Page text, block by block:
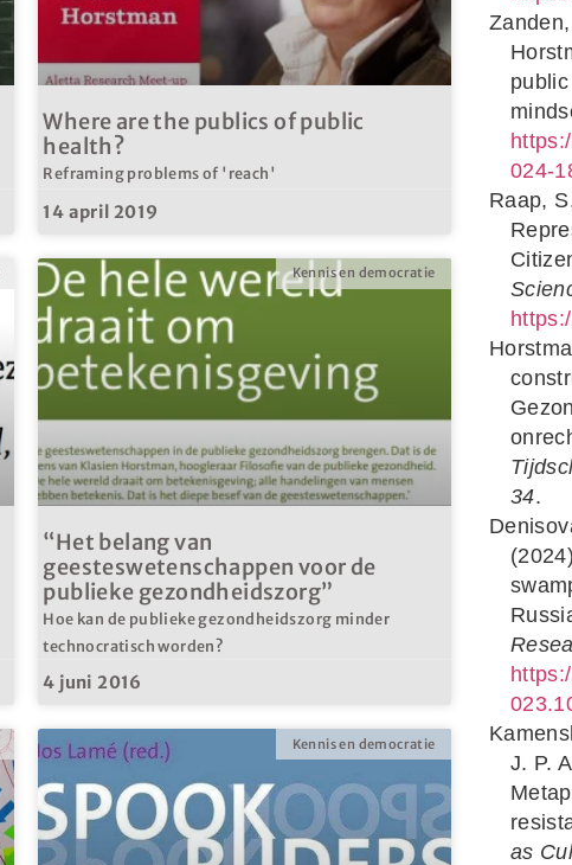
Where are the publics of public
health?
Reframing problems of 'reach'
14 april 2019
Kennis en democratie
“Het belang van
geesteswetenschappen voor de
publieke gezondheidszorg”
Hoe kan de publieke gezondheidszorg minder
technocratisch worden?
4 juni 2016
Kennis en democratie
024-
Raap,
34.
J. P.
as